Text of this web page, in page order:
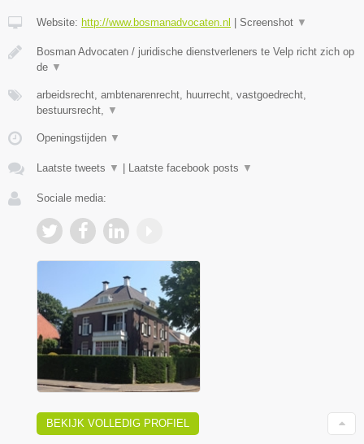
Website: http://www.bosmanadvocaten.nl Screenshot ▼
Bosman Advocaten / juridische dienstverleners te Velp richt zich op
de ▼
arbeidsrecht, ambtenarenrecht, huurrecht, vastgoedrecht,
bestuursrecht, ▼
Openingstijden ▼
Laatste tweets ▼ Laatste facebook posts ▼
Sociale media:
BEKIJK VOLLEDIG PROFIEL